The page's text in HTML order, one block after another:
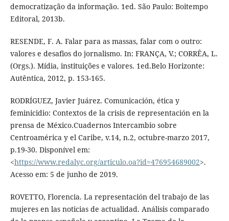
democratização da informação. 1ed. São Paulo: Boitempo
Editoral, 2013b.
RESENDE, F. A. Falar para as massas, falar com o outro:
valores e desafios do jornalismo. In: FRANÇA, V.; CORRÊA, L.
(Orgs.). Mídia, instituições e valores. 1ed.Belo Horizonte:
Autêntica, 2012, p. 153-165.
RODRÍGUEZ, Javier Juárez. Comunicación, ética y
feminicidio: Contextos de la crisis de representación en la
prensa de México.Cuadernos Intercambio sobre
Centroamérica y el Caribe, v.14, n.2, octubre-marzo 2017,
p.19-30. Disponível em:
<https://www.redalyc.org/articulo.oa?id=476954689002>.
Acesso em: 5 de junho de 2019.
ROVETTO, Florencia. La representación del trabajo de las
mujeres en las noticias de actualidad. Análisis comparado